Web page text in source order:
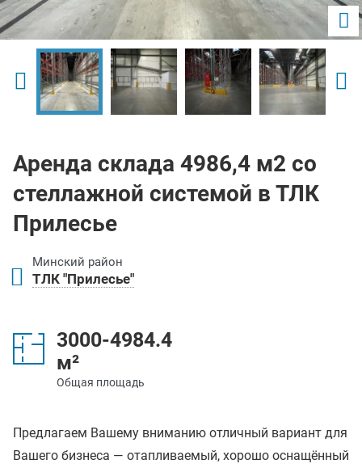
Аренда склада 4986,4 м2 со
стеллажной системой в ТЛК
Прилесье
Минский район
ТЛК "Прилесье"
3000-4984.4
м²
Общая площадь
Предлагаем Вашему вниманию отличный вариант для
Вашего бизнеса — отапливаемый, хорошо оснащённый